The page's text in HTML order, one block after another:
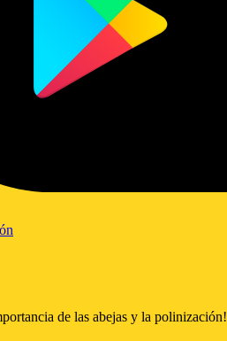
de las abejas y la polinización!